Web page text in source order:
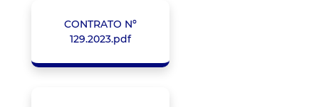
CONTRATO Nº
129.2023.pdf